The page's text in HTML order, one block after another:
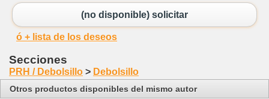
(no disponible) solicitar
ó + lista de los deseos
Secciones
PRH / Debolsillo > Debolsillo
Otros productos disponibles del mismo autor